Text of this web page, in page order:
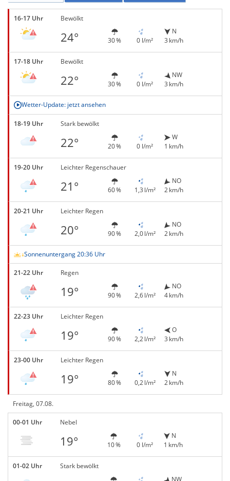
16-17 Uhr Bewölkt
24° 30 % 0 l/m²
N
3 km/h
17-18 Uhr Bewölkt
22° 30 % 0 l/m²
NW
3 km/h
Wetter-Update: jetzt ansehen
18-19 Uhr Stark bewölkt
22° 20 % 0 l/m²
W
1 km/h
19-20 Uhr Leichter Regenschauer
21° 60 % 1,3 l/m²
NO
2 km/h
20-21 Uhr Leichter Regen
20° 90 % 2,0 l/m²
NO
2 km/h
Sonnenuntergang 20:36 Uhr
21-22 Uhr Regen
19° 90 % 2,6 l/m²
NO
4 km/h
22-23 Uhr Leichter Regen
19° 90 % 2,2 l/m²
O
3 km/h
23-00 Uhr Leichter Regen
19° 80 % 0,2 l/m²
N
2 km/h
Freitag, 07.08.
00-01 Uhr Nebel
19° 10 % 0 l/m²
N
1 km/h
01-02 Uhr Stark bewölkt
NW